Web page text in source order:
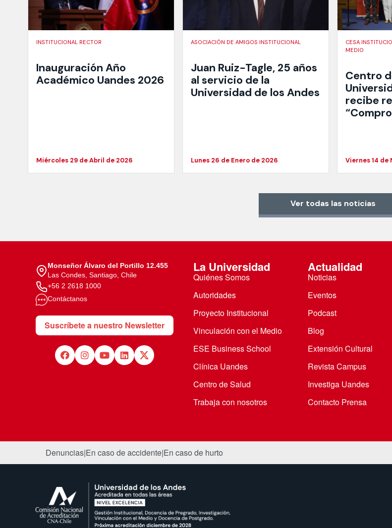
INSTITUCIONAL RECTOR
Inauguración Año
Académico Uandes 2026
Miércoles 29 de Abril de 2026
ASOCIACIÓN DE AMIGOS INSTITUCIONAL
Juan Ruiz-Tagle, 25 años
al servicio de la
Universidad de los Andes
Lunes 26 de Enero de 2026
CESA
MEDIO
Centro
recibe
Viernes 14 de
Ver todas las noticias
Monseñor Álvaro del Portillo 12.455
Las Condes, Santiago, Chile
+56 2 2618 1000
Contáctanos
Suscríbete a nuestro Newsletter
La Universidad
Quiénes Somos
Autoridades
Proyecto Institucional
Vinculación con el Medio
ESE Business School
Clínica Uandes
Centro de Salud
Trabaja con nosotros
Actualidad
Noticias
Eventos
Podcast
Blog
Extensión Cultural
Revista Campus
Investiga Uandes
Contacto Prensa
Denuncias|En caso de accidente|En caso de hurto